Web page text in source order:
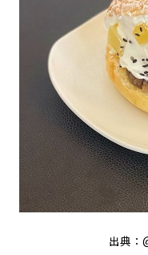
出典：